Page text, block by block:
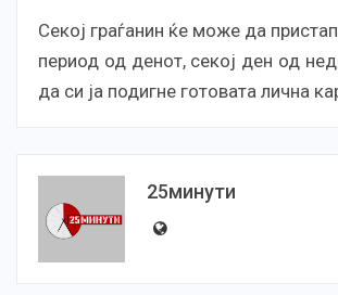
Секој граѓанин ќе може да
период од денот, секој ден од
да си ја подигне готовата лична
25минути